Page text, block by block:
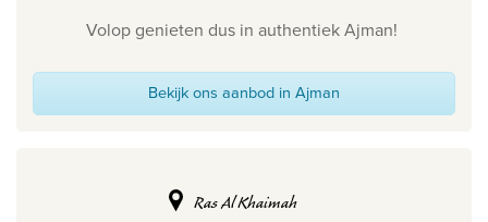
Volop genieten dus in authentiek Ajman!
Bekijk ons aanbod in Ajman
Ras Al Khaimah